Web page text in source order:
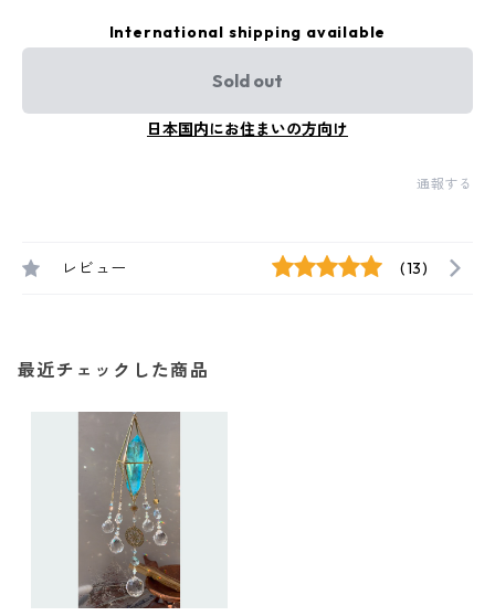
International shipping available
Sold out
日本国内にお住まいの方向け
通報する
レビュー (13)
最近チェックした商品